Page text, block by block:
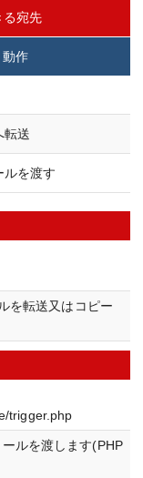
る宛先
動作
転送
ルを渡す
を転送又はコピー
trigger.php
ルを渡します(PHP